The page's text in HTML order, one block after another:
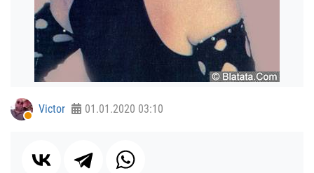
Victor 01.01.2020 03:10